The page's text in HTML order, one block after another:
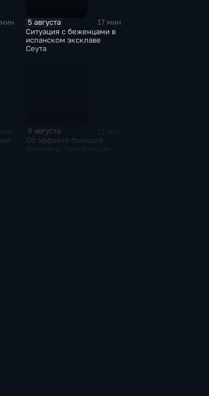
5 августа
17 мин
Ситуация с беженцами в
испанском эксклаве
Сеута
4 августа
Об эффекте большой